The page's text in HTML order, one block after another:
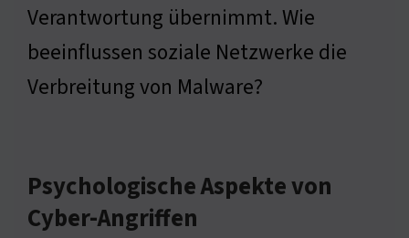
Verantwortung übernimmt. Wie
beeinflussen soziale Netzwerke die
Verbreitung von Malware?
Psychologische Aspekte von
Cyber-Angriffen